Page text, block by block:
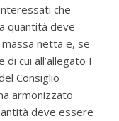
che
quantità deve
netta e, se
di cui all’allegato I
Consiglio
armonizzato
deve essere